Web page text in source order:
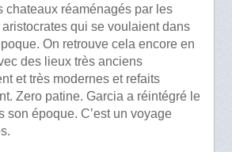
chateaux réaménagés par les
qui se voulaient dans
On retrouve cela encore en
des lieux très anciens
et très modernes et refaits
Zero patine. Garcia a réintégré le
son époque. C’est un voyage